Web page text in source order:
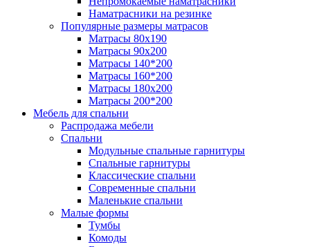
Наматрасники на резинке
Популярные размеры матрасов
Матрасы 80x190
Матрасы 90x200
Матрасы 140*200
Матрасы 160*200
Матрасы 180x200
Матрасы 200*200
Мебель для спальни
Распродажа мебели
Спальни
Модульные спальные гарнитуры
Спальные гарнитуры
Классические спальни
Современные спальни
Маленькие спальни
Малые формы
Тумбы
Комоды